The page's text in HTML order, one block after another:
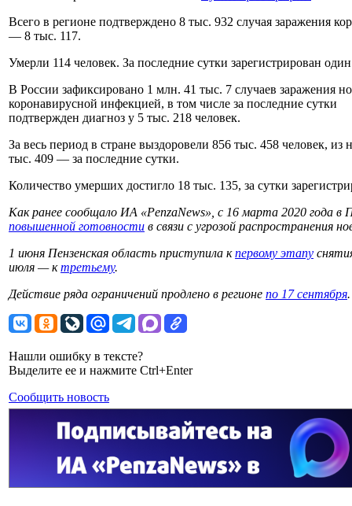
Всего в регионе подтверждено 8 тыс. 932 случая заражения
— 8 тыс. 117.
Умерли 114 человек. За последние сутки зарегистрирован
В России зафиксировано 1 млн. 41 тыс. 7 случаев заражения
коронавирусной инфекцией, в том числе за последние сутки
подтвержден диагноз у 5 тыс. 218 человек.
За весь период в стране выздоровели 856 тыс. 458 человек, из
тыс. 409 — за последние сутки.
Количество умерших достигло 18 тыс. 135, за сутки
Как ранее сообщало ИА «PenzaNews», с 16 марта 2020 года в
повышенной готовности в связи с угрозой распространения
1 июня Пензенская область приступила кпервому этапу
июля — ктретьему.
Действие ряда ограничений продлено в регионе по 17 сентября.
Нашли ошибку в тексте?
Выделите ее и нажмите Ctrl+Enter
Сообщить новость